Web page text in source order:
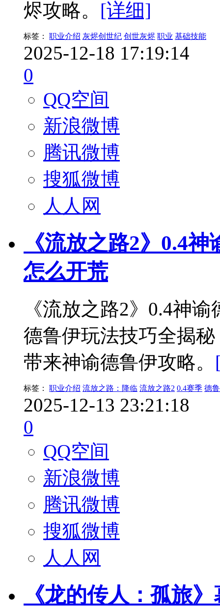
烬攻略。 [详细]
标签： 职业介绍 灰烬创世纪 创世灰烬 职业 基础技能
2025-12-18 17:19:14
0
QQ空间
新浪微博
腾讯微博
搜狐微博
人人网
《流放之路2》0.4
怎么开荒
《流放之路2》0.4神
德鲁伊玩法技巧全揭
带来神谕德鲁伊攻略。
标签： 职业介绍 流放之路：降临 流放之路2 0.4赛季 德
2025-12-13 23:21:18
0
QQ空间
新浪微博
腾讯微博
搜狐微博
人人网
《龙的传人：孤旅